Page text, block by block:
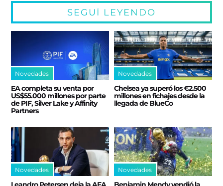
SEGUÍ LEYENDO
Novedades
EA completa su venta por
US$55.000 millones por parte
de PIF, Silver Lake y Affinity
Partners
Novedades
Chelsea ya superó los €2.500
millones en fichajes desde la
llegada de BlueCo
Novedades Novedades